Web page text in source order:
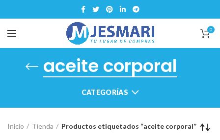
0
aceite corporal
CATEGORÍAS
Inicio Tienda Productos etiquetados “aceite corporal”